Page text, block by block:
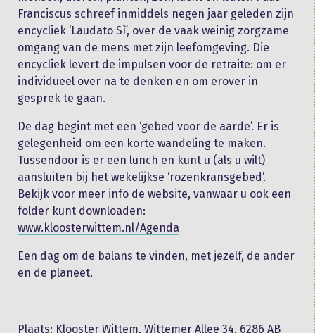
Franciscus schreef inmiddels negen jaar geleden zijn
encycliek ‘Laudato Sì’, over de vaak weinig zorgzame
omgang van de mens met zijn leefomgeving. Die
encycliek levert de impulsen voor de retraite: om er
individueel over na te denken en om erover in
gesprek te gaan.
De dag begint met een ‘gebed voor de aarde’. Er is
gelegenheid om een korte wandeling te maken.
Tussendoor is er een lunch en kunt u (als u wilt)
aansluiten bij het wekelijkse ‘rozenkransgebed’.
Bekijk voor meer info de website, vanwaar u ook een
folder kunt downloaden:
www.kloosterwittem.nl/Agenda
Een dag om de balans te vinden, met jezelf, de ander
en de planeet.
Plaats: Klooster Wittem, Wittemer Allee 34, 6286 AB